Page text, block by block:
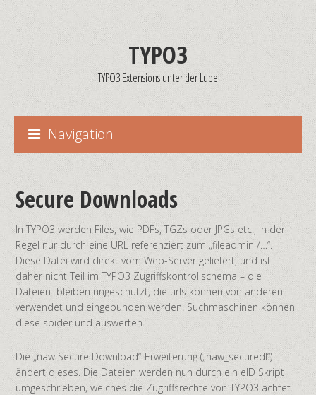
TYPO3
TYPO3 Extensions unter der Lupe
Navigation
Secure Downloads
In TYPO3 werden Files, wie PDFs, TGZs oder JPGs etc., in der
Regel nur durch eine URL referenziert zum „fileadmin /…“.
Diese Datei wird direkt vom Web-Server geliefert, und ist
daher nicht Teil im TYPO3 Zugriffskontrollschema – die
Dateien bleiben ungeschützt, die urls können von anderen
verwendet und eingebunden werden. Suchmaschinen können
diese spider und auswerten.
Die „naw Secure Download“-Erweiterung („naw_securedl“)
ändert dieses. Die Dateien werden nun durch ein eID Skript
umgeschrieben, welches die Zugriffsrechte von TYPO3 achtet.